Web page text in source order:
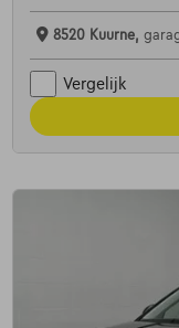
8520 Kuurne,
Vergelijk